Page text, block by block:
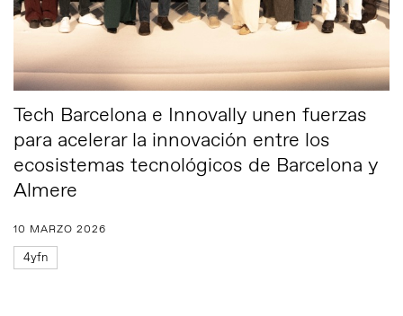
Tech Barcelona e Innovally unen fuerzas
para acelerar la innovación entre los
ecosistemas tecnológicos de Barcelona y
Almere
10 MARZO 2026
4yfn